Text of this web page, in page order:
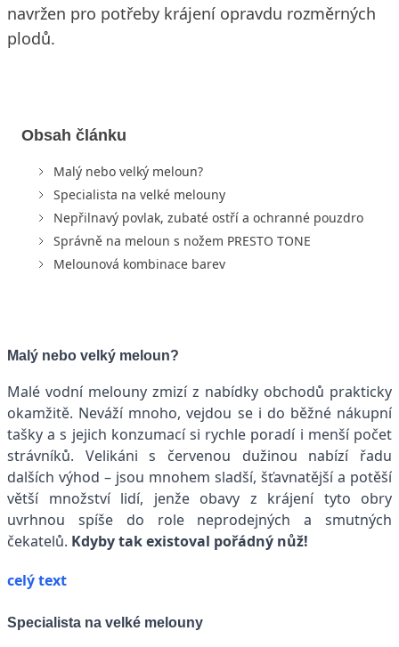
navržen pro potřeby krájení opravdu rozměrných
plodů.
Obsah článku
Malý nebo velký meloun?
Specialista na velké melouny
Nepřilnavý povlak, zubaté ostří a ochranné pouzdro
Správně na meloun s nožem PRESTO TONE
Melounová kombinace barev
Malý nebo velký meloun?
Malé vodní melouny zmizí z nabídky obchodů prakticky
okamžitě. Neváží mnoho, vejdou se i do běžné nákupní
tašky a s jejich konzumací si rychle poradí i menší počet
strávníků. Velikáni s červenou dužinou nabízí řadu
dalších výhod – jsou mnohem sladší, šťavnatější a potěší
větší množství lidí, jenže obavy z krájení tyto obry
uvrhnou spíše do role neprodejných a smutných
čekatelů. Kdyby tak existoval pořádný nůž!
celý text
Specialista na velké melouny